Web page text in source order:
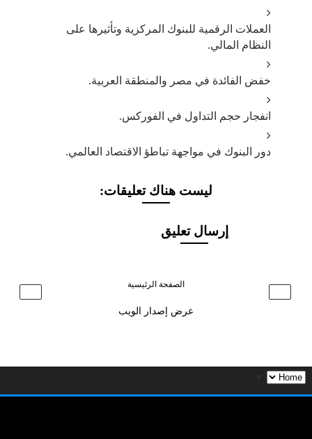
العملات الرقمية للبنوك المركزية وتأثيرها على
النظام المالي.
خفض الفائدة في مصر والمنطقة العربية.
انفجار حجم التداول في الفوركس.
دور البنوك في مواجهة تباطؤ الاقتصاد العالمي.
ليست هناك تعليقات:
إرسال تعليق
‹
› الصفحة الرئيسية
عرض إصدار الويب